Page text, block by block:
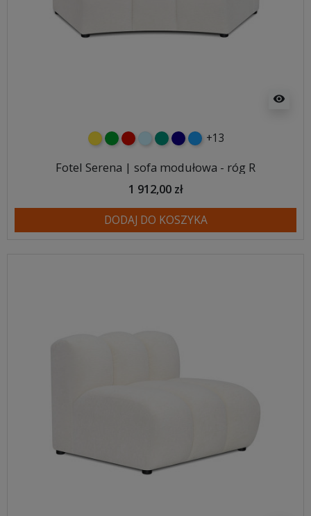
visibility
żółtyzielonyczerwony
błękitnyturkusowy
granatowy
niebieski
+13
Fotel Serena | sofa modułowa - róg R
1 912,00 zł
DODAJ DO KOSZYKA